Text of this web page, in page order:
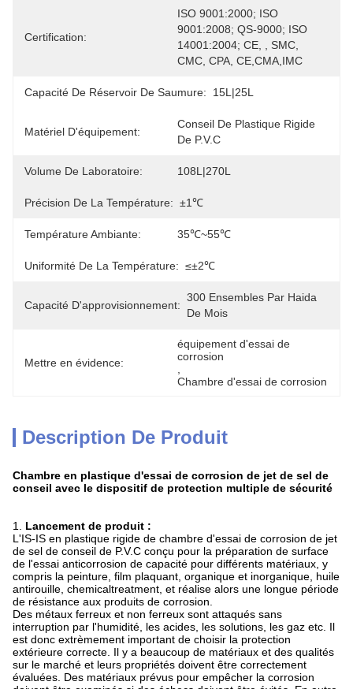
Certification:
ISO 9001:2000; ISO
9001:2008; QS-9000; ISO
14001:2004; CE, , SMC,
CMC, CPA, CE,CMA,IMC
Capacité De Réservoir De Saumure: 15L|25L
Matériel D'équipement:
Conseil De Plastique Rigide
De P.V.C
Volume De Laboratoire: 108L|270L
Précision De La Température: ±1℃
Température Ambiante: 35℃~55℃
Uniformité De La Température: ≤±2℃
Capacité D'approvisionnement:
300 Ensembles Par Haida
De Mois
Mettre en évidence:
équipement d'essai de
corrosion
Chambre d'essai de corrosion
Description De Produit
Chambre en plastique d'essai de corrosion de jet de sel de
conseil avec le dispositif de protection multiple de sécurité
1. Lancement de produit :
L'IS-IS en plastique rigide de chambre d'essai de corrosion de jet
de sel de conseil de P.V.C conçu pour la préparation de surface
de l'essai anticorrosion de capacité pour différents matériaux, y
compris la peinture, film plaquant, organique et inorganique, huile
antirouille, chemicaltreatment, et réalise alors une longue période
de résistance aux produits de corrosion.
Des métaux ferreux et non ferreux sont attaqués sans
interruption par l'humidité, les acides, les solutions, les gaz etc. Il
est donc extrèmement important de choisir la protection
extérieure correcte. Il y a beaucoup de matériaux et des qualités
sur le marché et leurs propriétés doivent être correctement
évaluées. Des matériaux prévus pour empêcher la corrosion